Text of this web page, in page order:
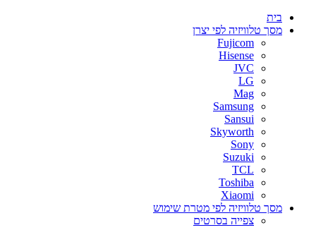
בית
מסך טלוויזיה לפי יצרן
Fujicom
Hisense
JVC
LG
Mag
Samsung
Sansui
Skyworth
Sony
Suzuki
TCL
Toshiba
Xiaomi
מסך טלוויזיה לפי מטרת שימוש
צפייה בסרטים